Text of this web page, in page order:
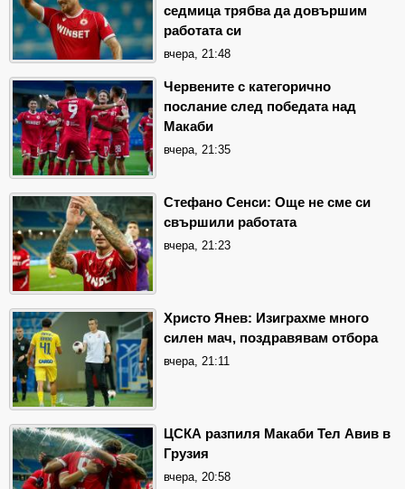
седмица трябва да довършим
работата си
вчера, 21:48
Червените с категорично
послание след победата над
Макаби
вчера, 21:35
Стефано Сенси: Още не сме си
свършили работата
вчера, 21:23
Христо Янев: Изиграхме много
силен мач, поздравявам отбора
вчера, 21:11
ЦСКА разпиля Макаби Тел Авив в
Грузия
вчера, 20:58